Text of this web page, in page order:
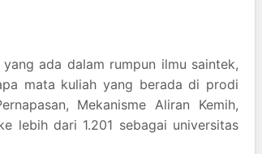
ada dalam rumpun ilmu saintek,
mata kuliah yang berada di prodi
Mekanisme Aliran Kemih,
lebih dari 1.201 sebagai universitas